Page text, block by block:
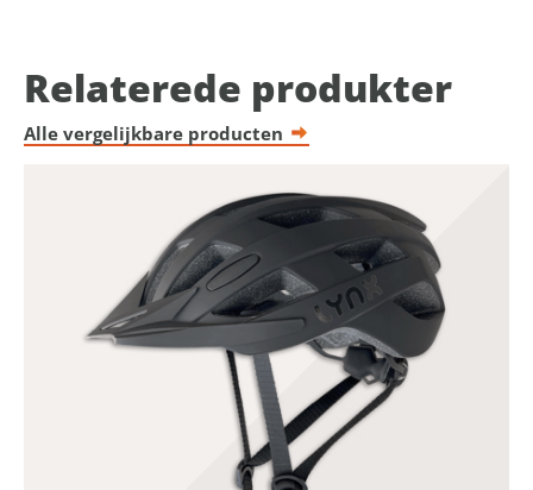
Relaterede produkter
Alle vergelijkbare producten